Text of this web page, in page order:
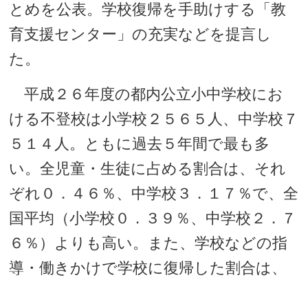
とめを公表。学校復帰を手助けする「教
育支援センター」の充実などを提言し
た。
平成２６年度の都内公立小中学校にお
ける不登校は小学校２５６５人、中学校７
５１４人。ともに過去５年間で最も多
い。全児童・生徒に占める割合は、それ
ぞれ０．４６％、中学校３．１７％で、全
国平均（小学校０．３９％、中学校２．７
６％）よりも高い。また、学校などの指
導・働きかけで学校に復帰した割合は、